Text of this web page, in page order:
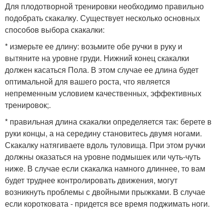
Для плодотворной тренировки необходимо правильно
подобрать скакалку. Существует несколько основных
способов выбора скакалки:
* измерьте ее длину: возьмите обе ручки в руку и
вытяните на уровне груди. Нижний конец скакалки
должен касаться Пола. В этом случае ее длина будет
оптимальной для вашего роста, что является
непременным условием качественных, эффективных
тренировок;.
* правильная длина скакалки определяется так: берете в
руки концы, а на середину становитесь двумя ногами.
Скакалку натягиваете вдоль туловища. При этом ручки
должны оказаться на уровне подмышек или чуть-чуть
ниже. В случае если скакалка намного длиннее, то вам
будет труднее контролировать движения, могут
возникнуть проблемы с двойными прыжками. В случае
если коротковата - придется все время поджимать ноги.